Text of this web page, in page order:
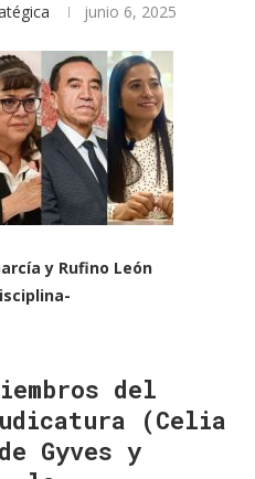
junio 6, 2025
y Rufino León
del
(Celia
Gyves y